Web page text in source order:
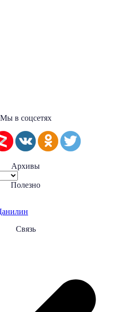
Мы в соцсетях
Архивы
Полезно
Связь